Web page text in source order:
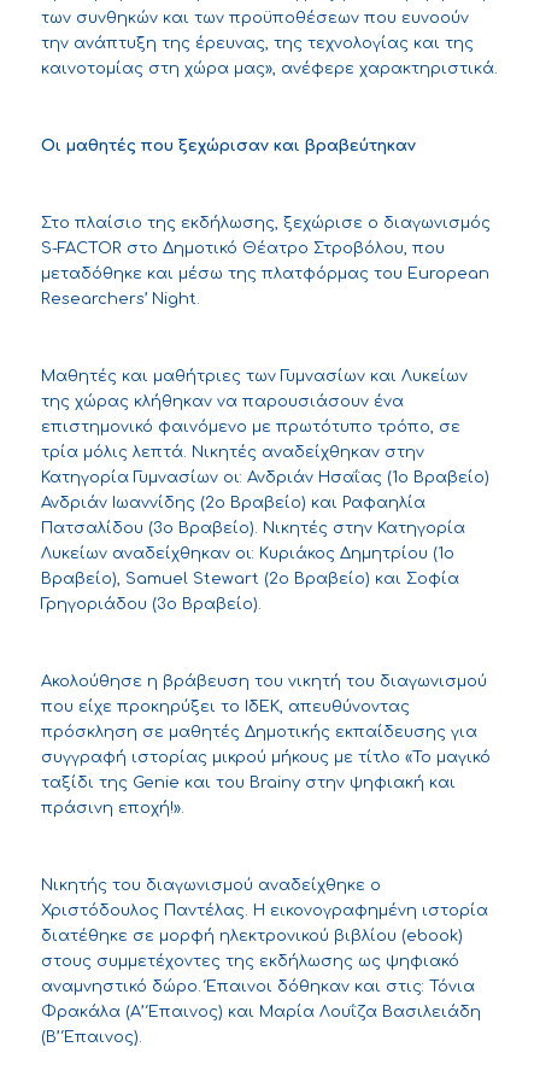
των συνθηκών και των προϋποθέσεων που ευνοούν
την ανάπτυξη της έρευνας, της τεχνολογίας και της
καινοτομίας στη χώρα μας», ανέφερε χαρακτηριστικά.
Οι μαθητές που ξεχώρισαν και βραβεύτηκαν
Στο πλαίσιο της εκδήλωσης, ξεχώρισε ο διαγωνισμός
S-FACTOR στο Δημοτικό Θέατρο Στροβόλου, που
μεταδόθηκε και μέσω της πλατφόρμας του European
Researchers’ Night.
Μαθητές και μαθήτριες των Γυμνασίων και Λυκείων
της χώρας κλήθηκαν να παρουσιάσουν ένα
επιστημονικό φαινόμενο με πρωτότυπο τρόπο, σε
τρία μόλις λεπτά. Νικητές αναδείχθηκαν στην
Κατηγορία Γυμνασίων οι: Ανδριάν Ησαΐας (1ο Βραβείο)
Ανδριάν Ιωαννίδης (2ο Βραβείο) και Ραφαηλία
Πατσαλίδου (3ο Βραβείο). Νικητές στην Κατηγορία
Λυκείων αναδείχθηκαν οι: Κυριάκος Δημητρίου (1ο
Βραβείο), Samuel Stewart (2ο Βραβείο) και Σοφία
Γρηγοριάδου (3ο Βραβείο).
Ακολούθησε η βράβευση του νικητή του διαγωνισμού
που είχε προκηρύξει το ΙδΕΚ, απευθύνοντας
πρόσκληση σε μαθητές Δημοτικής εκπαίδευσης για
συγγραφή ιστορίας μικρού μήκους με τίτλο «To μαγικό
ταξίδι της Genie και του Brainy στην ψηφιακή και
πράσινη εποχή!».
Νικητής του διαγωνισμού αναδείχθηκε ο
Χριστόδουλος Παντέλας. Η εικονογραφημένη ιστορία
διατέθηκε σε μορφή ηλεκτρονικού βιβλίου (ebook)
στους συμμετέχοντες της εκδήλωσης ως ψηφιακό
αναμνηστικό δώρο. Έπαινοι δόθηκαν και στις: Τόνια
Φρακάλα (Α’ Έπαινος) και Μαρία Λουΐζα Βασιλειάδη
(Β’ Έπαινος).